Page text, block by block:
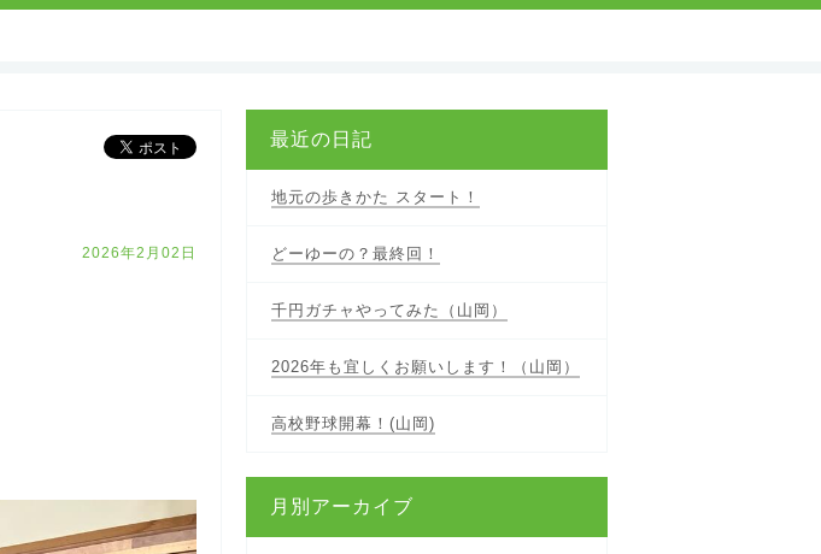
2026年2月02日
最近の日記
地元の歩きかた スタート！
どーゆーの？最終回！
千円ガチャやってみた（山岡）
2026年も宜しくお願いします！（山岡）
高校野球開幕！(山岡)
月別アーカイブ